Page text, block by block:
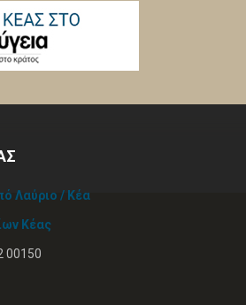
Λαύριο / Κέα
Κέας
00150